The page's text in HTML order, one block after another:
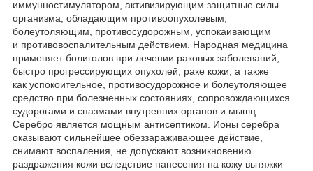
иммунностимулятором, активизирующим защитные силы
организма, обладающим противоопухолевым,
болеутоляющим, противосудорожным, успокаивающим
и противовоспалительным действием. Народная медицина
применяет болиголов при лечении раковых заболеваний,
быстро прогрессирующих опухолей, раке кожи, а также
как успокоительное, противосудорожное и болеутоляющее
средство при болезненных состояниях, сопровождающихся
судорогами и спазмами внутренних органов и мышц.
Серебро является мощным антисептиком. Ионы серебра
оказывают сильнейшее обеззараживающее действие,
снимают воспаления, не допускают возникновению
раздражения кожи вследствие нанесения на кожу вытяжки